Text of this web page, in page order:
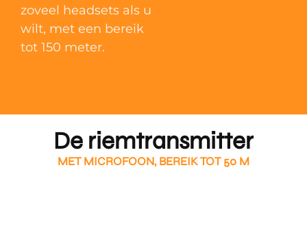
zoveel headsets als u
wilt, met een bereik
tot 150 meter.
De riemtransmitter
MET MICROFOON, BEREIK TOT 50 M